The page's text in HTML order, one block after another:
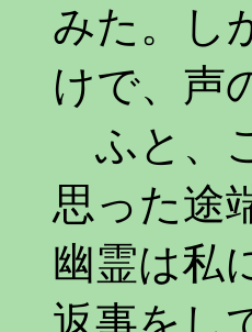
みた。し
けで、声
ふと、
思った途
幽霊は私